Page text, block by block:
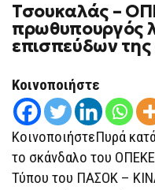
Τσουκαλάς –
πρωθυπουργός
επισπεύδων
Κοινοποιήστε
ΚοινοποιήστεΠυρά
το σκάνδαλο του
Τύπου του ΠΑΣΟΚ –